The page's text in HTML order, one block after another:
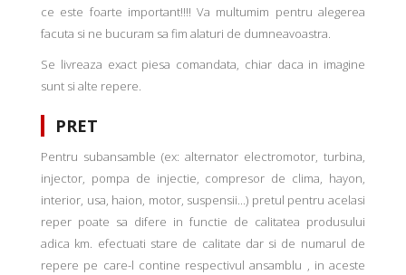
ce este foarte important!!!! Va multumim pentru alegerea
facuta si ne bucuram sa fim alaturi de dumneavoastra.
Se livreaza exact piesa comandata, chiar daca in imagine
sunt si alte repere.
PRET
Pentru subansamble (ex: alternator electromotor, turbina,
injector, pompa de injectie, compresor de clima, hayon,
interior, usa, haion, motor, suspensii...) pretul pentru acelasi
reper poate sa difere in functie de calitatea produsului
adica km. efectuati stare de calitate dar si de numarul de
repere pe care-l contine respectivul ansamblu , in aceste